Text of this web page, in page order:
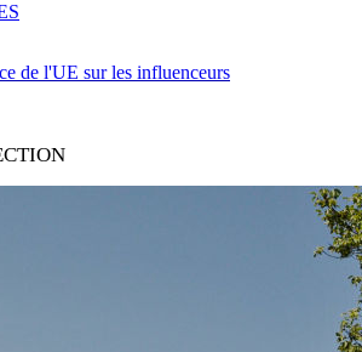
de l'UE sur les influenceurs